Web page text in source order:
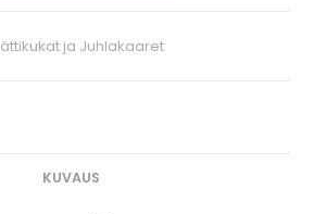
ja Juhlakaaret
KUVAUS